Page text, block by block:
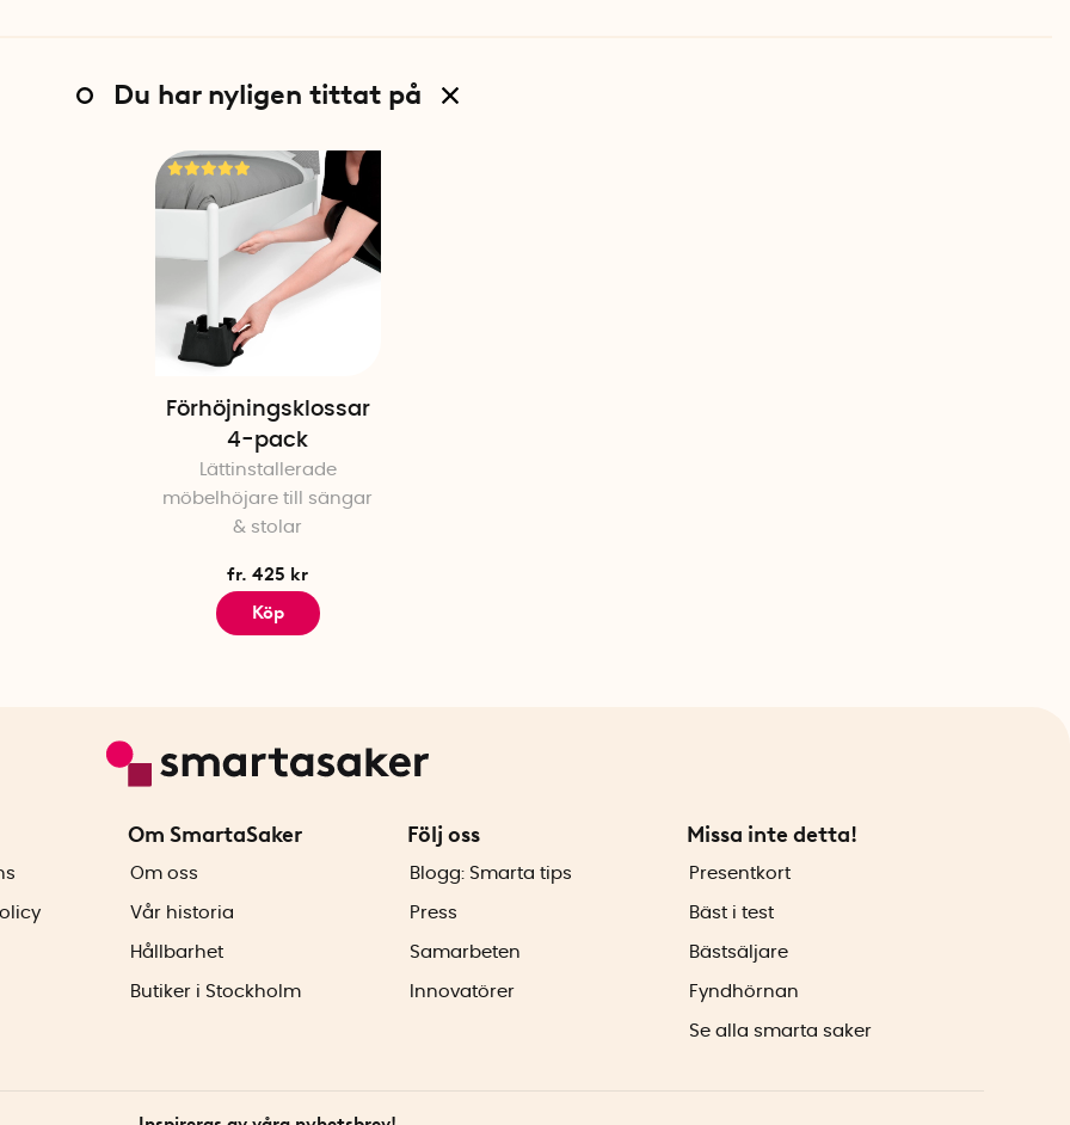
Du har nyligen tittat på
Förhöjningsklossar
4-pack
Lättinstallerade
möbelhöjare till sängar
& stolar
fr. 425 kr
Köp
Om SmartaSaker
Om oss
Vår historia
Hållbarhet
Butiker i Stockholm
Följ oss
Blogg: Smarta tips
Press
Samarbeten
Innovatörer
Missa inte detta!
Presentkort
Bäst i test
Bästsäljare
Fyndhörnan
Se alla smarta saker